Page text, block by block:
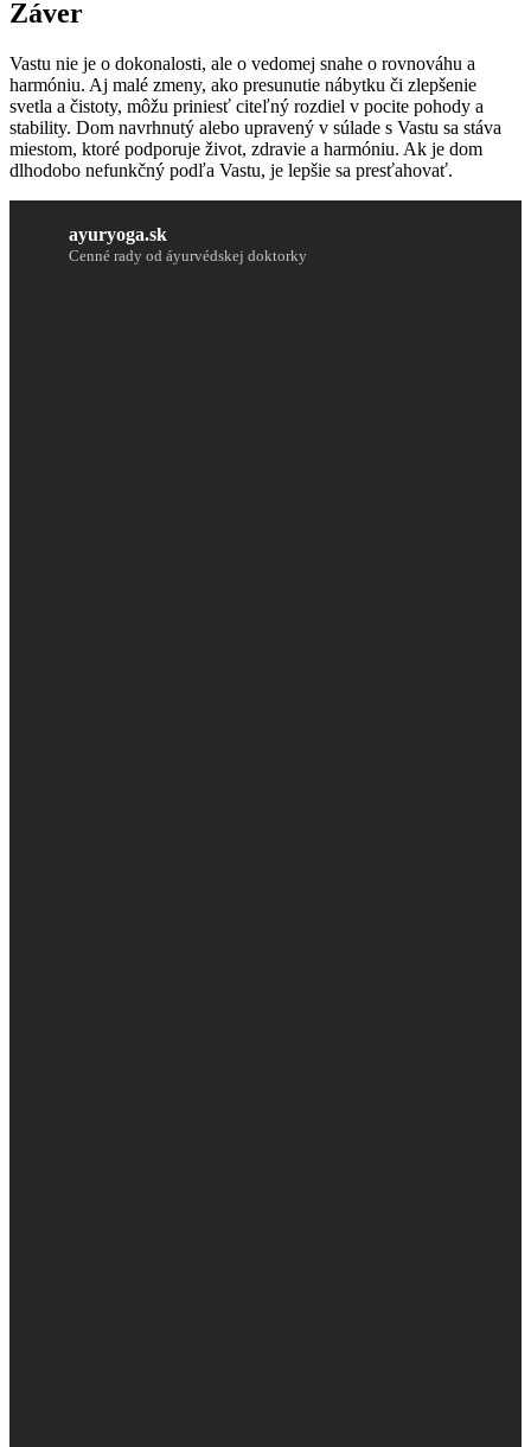
Záver
Vastu nie je o dokonalosti, ale o vedomej snahe o rovnováhu a
harmóniu. Aj malé zmeny, ako presunutie nábytku či zlepšenie
svetla a čistoty, môžu priniesť citeľný rozdiel v pocite pohody a
stability. Dom navrhnutý alebo upravený v súlade s Vastu sa stáva
miestom, ktoré podporuje život, zdravie a harmóniu. Ak je dom
dlhodobo nefunkčný podľa Vastu, je lepšie sa presťahovať.
ayuryoga.sk
Cenné rady od áyurvédskej doktorky